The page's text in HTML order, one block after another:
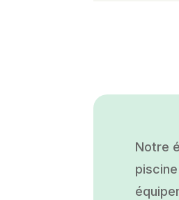
Notre